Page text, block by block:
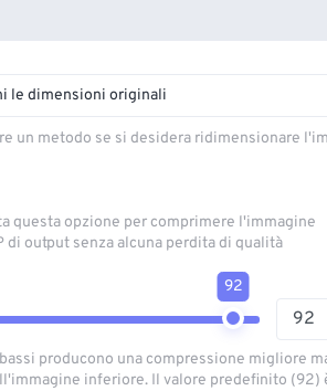
le dimensioni originali
un metodo se si desidera ridimensionare
questa opzione per comprimere l'immagine
di output senza alcuna perdita di qualità
92
producono una compressione migliore
inferiore. Il valore predefinito (92)